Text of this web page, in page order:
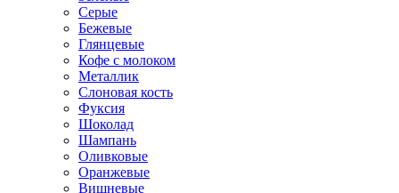
Серые
Бежевые
Глянцевые
Кофе с молоком
Металлик
Слоновая кость
Фуксия
Шоколад
Шампань
Оливковые
Оранжевые
Вишневые